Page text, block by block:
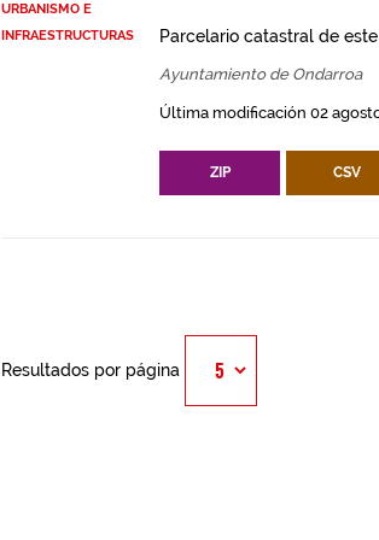
URBANISMO E
INFRAESTRUCTURAS
Parcelario catastral de
Ayuntamiento de Ondarroa
Última modificación 02
ZIP CSV
Resultados por página